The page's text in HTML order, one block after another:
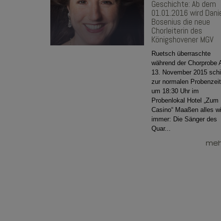
Geschichte: Ab dem
01.01.2016 wird
Bosenius die neue
Chorleiterin des
Königshovener MGV
Ruetsch überraschte
während der Chorprobe
13. November 2015
zur normalen Probenzeit
um 18:30 Uhr im
Probenlokal Hotel „Zum
Casino“ Maaßen alles
immer: Die Sänger des
Quar...